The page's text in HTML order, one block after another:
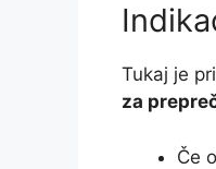
Tukaj je
za
Če